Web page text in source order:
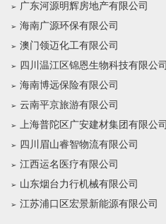
广东河源明辉房地产有限公司
海南广源环保有限公司
澳门领迈化工有限公司
四川温江区锦恩生物科技有限公司
海南博远保险有限公司
云南平京旅游有限公司
上海普陀区广安建材集团有限公司
四川眉山睿智物流有限公司
江西运名医疗有限公司
山东烟台力行机械有限公司
江苏浦口区宏景新能源有限公司